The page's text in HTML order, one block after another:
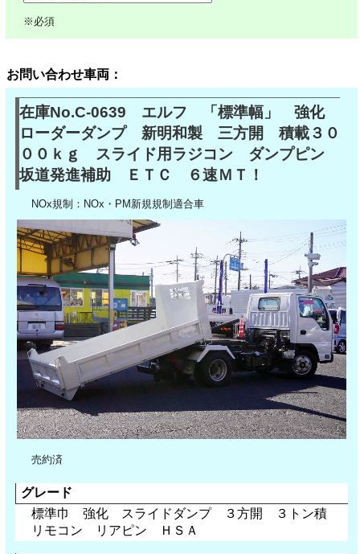
※必須
お問い合わせ車両：
在庫No.C-0639 エルフ 「標準幅」 強化
ローダーダンプ 新明和製 三方開 積載３０
００ｋｇ スライド用ラジコン ダンプピン
坂道発進補助 ＥＴＣ ６速ＭＴ！
NOx規制：NOx・PM新規規制適合車
売約済
グレード
標準巾 強化 スライドダンプ ３方開 ３トン積
リモコン リアピン ＨＳＡ